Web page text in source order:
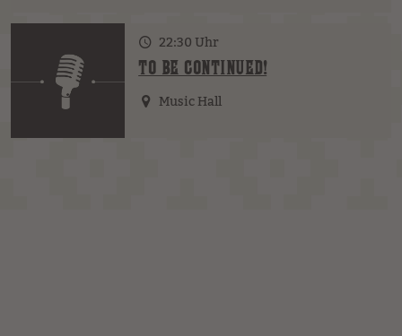
22:30 Uhr
TO BE CONTINUED!
Music Hall